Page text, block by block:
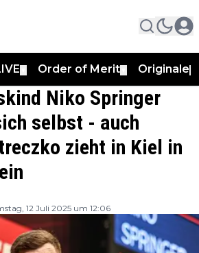
Order of Merit Originale
Niko Springer
selbst - auch
zieht in Kiel in
12 Juli 2025 um 12:06